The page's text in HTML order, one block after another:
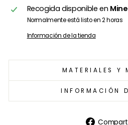
Recogida disponible en
Normalmente está listo en 2 horas
Información de la tienda
MATERIALES Y
INFORMACIÓN